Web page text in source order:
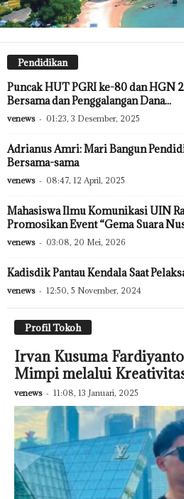
Pendidikan
Puncak HUT PGRI ke-80 dan HGN
Bersama dan Penggalangan Dana...
venews - 01:23, 3 Desember, 2025
Adrianus Amri: Mari Bangun
Bersama-sama
venews - 08:47, 12 April, 2025
Mahasiswa Ilmu Komunikasi UIN
Promosikan Event “Gema Suara
venews - 03:08, 20 Mei, 2026
Kadisdik Pantau Kendala Saat
venews - 12:50, 5 November, 2024
Profil Tokoh
Irvan Kusuma
Mimpi melalui
venews - 11:08, 13 Januari, 2025